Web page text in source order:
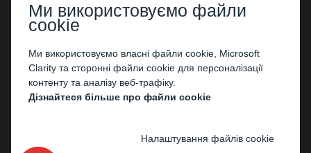
Каси
ПАРТНЕРАМ
Організаторам
Корпоративним клієнтам
Ми використовуємо файли
cookie
Ми використовуємо власні файли cookie, Microsoft
Clarity та сторонні файли cookie для персоналізації
контенту та аналізу веб-трафіку.
Дізнайтеся більше про файли cookie
Налаштування файлів cookie